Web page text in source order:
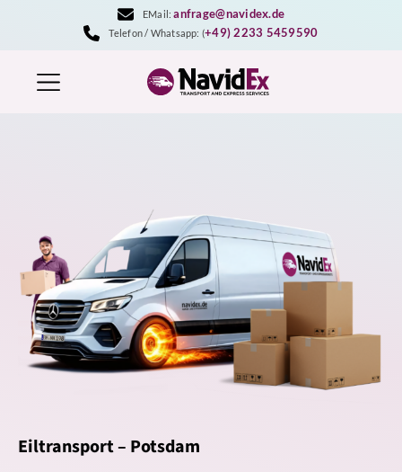
EMail:anfrage@navidex.de
Telefon / Whatsapp: (+49) 2233 5459590
Eiltransport – Potsdam